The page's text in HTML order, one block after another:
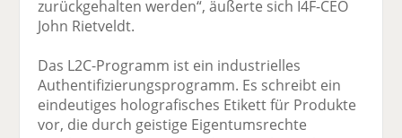
zurückgehalten werden“, äußerte sich I4F-CEO
John Rietveldt.
Das L2C-Programm ist ein industrielles
Authentifizierungsprogramm. Es schreibt ein
eindeutiges holografisches Etikett für Produkte
vor, die durch geistige Eigentumsrechte